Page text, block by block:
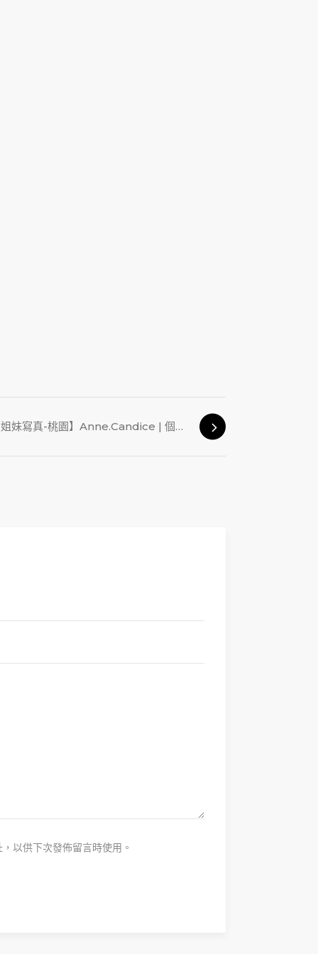
【姐妹寫真-桃園】Anne.Candice | 個人寫真
以供下次發佈留言時使用。